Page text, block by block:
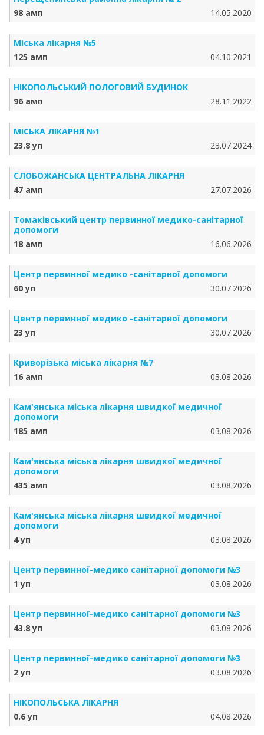
98 амп
14.05.2020
Міська лікарня №5
125 амп
04.10.2021
НІКОПОЛЬСЬКИЙ ПОЛОГОВИЙ БУДИНОК
96 амп
28.11.2022
МІСЬКА ЛІКАРНЯ №1
23.8 уп
23.07.2024
СЛОБОЖАНСЬКА ЦЕНТРАЛЬНА ЛІКАРНЯ
47 амп
27.07.2026
Томаківський центр первинної медико-санітарної
допомоги
18 амп
16.06.2026
Центр первинної медико -санітарної допомоги
60 уп
30.07.2026
Центр первинної медико -санітарної допомоги
23 уп
30.07.2026
Криворізька міська лікарня №7
16 амп
03.08.2026
Кам'янська міська лікарня швидкої медичної
допомоги
185 амп
03.08.2026
Кам'янська міська лікарня швидкої медичної
допомоги
435 амп
03.08.2026
Кам'янська міська лікарня швидкої медичної
допомоги
4 уп
03.08.2026
Центр первинної-медико санітарної допомоги №3
1 уп
03.08.2026
Центр первинної-медико санітарної допомоги №3
43.8 уп
03.08.2026
Центр первинної-медико санітарної допомоги №3
2 уп
03.08.2026
НІКОПОЛЬСЬКА ЛІКАРНЯ
0.6 уп
04.08.2026